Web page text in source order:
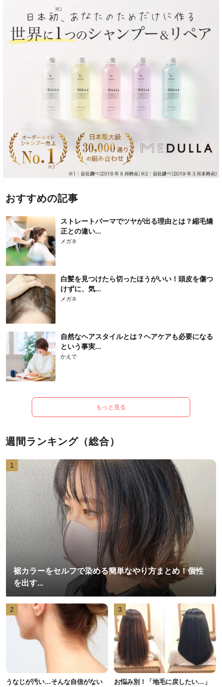
おすすめの記事
ストレートパーマでツヤが出る理由とは？縮毛矯
正との違い...
メガネ
白髪を見つけたら切ったほうがいい！頭皮を傷つ
けずに、気...
メガネ
自然なヘアスタイルとは？ヘアケアも必要になる
という事実...
かえで
もっと見る
週間ランキング（総合）
1
裾カラーをセルフで染める簡単なやり方まとめ！個性
を出す...
2
うなじが汚い…そんな自信がない
3
お悩み別！「地毛に戻したい…」